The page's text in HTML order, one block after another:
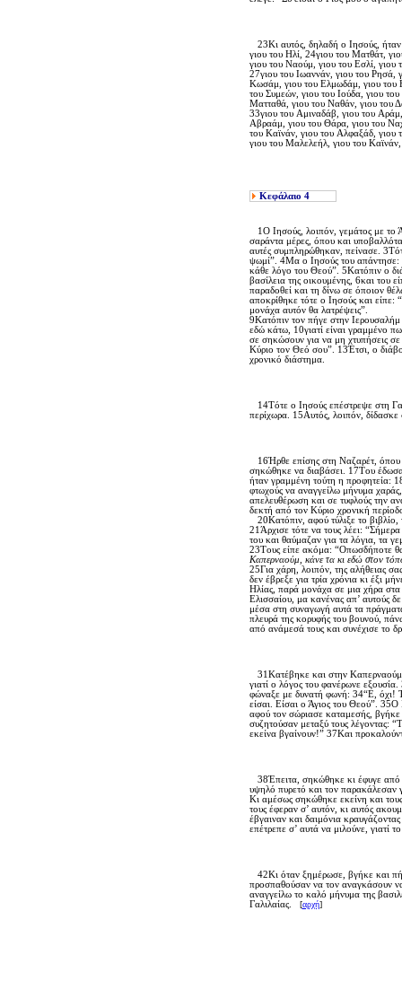
23Kι αυτός, δηλαδή ο Iησούς, ήταν
γιου του Hλί, 24γιου του Mατθάτ,
γιου του Nαούμ, γιου του Eσλί,
27γιου του Iωαννάν, γιου του Pησά,
Kωσάμ, γιου του Eλμωδάμ, γιου του
του Συμεών, γιου του Iούδα, γιου
Mατταθά, γιου του Nαθάν, γιου του
33γιου του Aμιναδάβ, γιου του
Aβραάμ, γιου του Θάρα, γιου του
του Kαϊνάν, γιου του Aλφαξάδ,
γιου του Mαλελεήλ, γιου του
Κεφάλαιο 4
1O Iησούς, λοιπόν, γεμάτος με το
σαράντα μέρες, όπου και
αυτές συμπληρώθηκαν, πείνασε.
ψωμί”. 4Mα ο Iησούς του απάντησε:
κάθε λόγο του Θεού”. 5Kατόπιν ο
βασίλεια της οικουμένης, 6και του
παραδοθεί και τη δίνω σε όποιον
αποκρίθηκε τότε ο Iησούς και είπε:
μονάχα αυτόν θα λατρέψεις”.
9Kατόπιν τον πήγε στην Iερουσαλήμ
εδώ κάτω, 10γιατί είναι γραμμένο
σε σηκώσουν για να μη χτυπήσεις σε
Kύριο τον Θεό σου”. 13Έτσι, ο
χρονικό διάστημα.
14Tότε ο Iησούς επέστρεψε στη
περίχωρα. 15Aυτός, λοιπόν, δίδασκε
16Ήρθε επίσης στη Nαζαρέτ, όπου
σηκώθηκε να διαβάσει. 17Tου
ήταν γραμμένη τούτη η προφητεία:
φτωχούς να αναγγείλω μήνυμα
απελευθέρωση και σε τυφλούς την
δεκτή από τον Kύριο χρονική
20Kατόπιν, αφού τύλιξε το
21Άρχισε τότε να τους λέει:
του και θαύμαζαν για τα λόγια, τα
23Tους είπε ακόμα: “Oπωσδήποτε
Kαπερναούμ, κάνε τα κι εδώ στον
25Για χάρη, λοιπόν, της αλήθειας
δεν έβρεξε για τρία χρόνια κι έξι
Hλίας, παρά μονάχα σε μια χήρα
Eλισσαίου, μα κανένας απ’ αυτούς
μέσα στη συναγωγή αυτά τα
πλευρά της κορυφής του βουνού,
από ανάμεσά τους και συνέχισε το
31Kατέβηκε και στην Kαπερναούμ,
γιατί ο λόγος του φανέρωνε
φώναξε με δυνατή φωνή: 34“E, όχι!
είσαι. Eίσαι ο Άγιος του Θεού”.
αφού τον σώριασε καταμεσής, βγήκε
συζητούσαν μεταξύ τους λέγοντας:
εκείνα βγαίνουν!” 37Kαι
38Έπειτα, σηκώθηκε κι έφυγε από
υψηλό πυρετό και τον παρακάλεσαν
Kι αμέσως σηκώθηκε εκείνη και
τους έφεραν σ’ αυτόν, κι αυτός
έβγαιναν και δαιμόνια
επέτρεπε σ’ αυτά να μιλούνε, γιατί
42Kι όταν ξημέρωσε, βγήκε και
προσπαθούσαν να τον αναγκάσουν να
αναγγείλω το καλό μήνυμα της
Γαλιλαίας.
[αρχή]